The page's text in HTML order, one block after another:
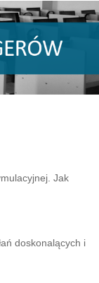
Jak
doskonalących i